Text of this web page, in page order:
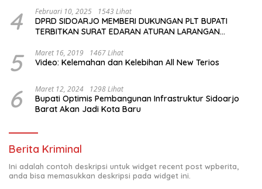
4 Februari 10, 2025 1543 Lihat
DPRD SIDOARJO MEMBERI DUKUNGAN PLT BUPATI
TERBITKAN SURAT EDARAN ATURAN LARANGAN
KELUAR KOTA
5 Maret 16, 2019 1467 Lihat
Video: Kelemahan dan Kelebihan All New Terios
6 Maret 12, 2024 1298 Lihat
Bupati Optimis Pembangunan Infrastruktur Sidoarjo
Barat Akan Jadi Kota Baru
Berita Kriminal
Ini adalah contoh deskripsi untuk widget recent post wpberita,
anda bisa memasukkan deskripsi pada widget ini.